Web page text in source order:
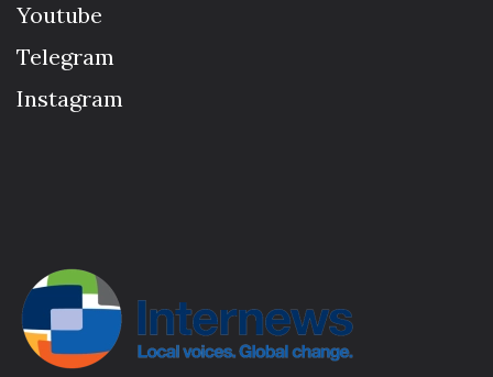
Youtube
Telegram
Instagram